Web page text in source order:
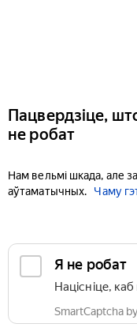
Пацвердзіце,
не робат
Нам вельмі шкада, але
аўтаматычных.
Чаму
Я не робат
Націсніце,
SmartCaptcha